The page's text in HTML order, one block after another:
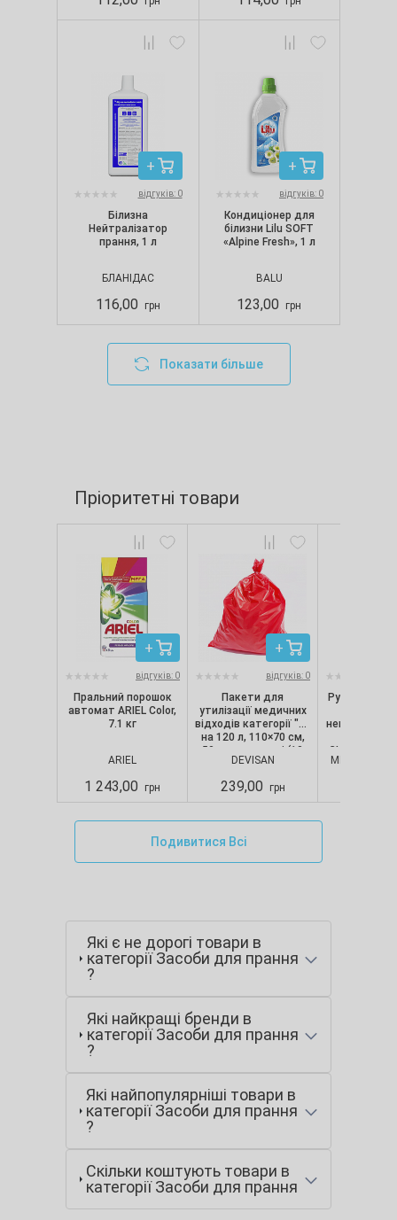
відгуків: 0
Білизна
Нейтралізатор
прання, 1 л
БЛАНІДАС
116,00 грн
відгуків: 0
Кондиціонер для
білизни Lilu SOFT
«Alpine Fresh», 1 л
BALU
123,00 грн
Показати більше
Пріоритетні товари
відгуків: 0
Пральний порошок
автомат ARIEL Color,
7.1 кг
ARIEL
1 243,00 грн
відгуків: 0
Пакети для
утилізації медичних
відходів категорії "B"
на 120 л, 110×70 см,
50 мкм, червоні (10
шт./уп.), Devisan
DEVISAN
239,00 грн
Рукавички
непопудрені,
CLASSIC,
MERCATOR
Подивитися Всі
Які є не дорогі товари в
категорії Засоби для прання
?
Які найкращі бренди в
категорії Засоби для прання
?
Які найпопулярніші товари в
категорії Засоби для прання
?
Скільки коштують товари в
категорії Засоби для прання